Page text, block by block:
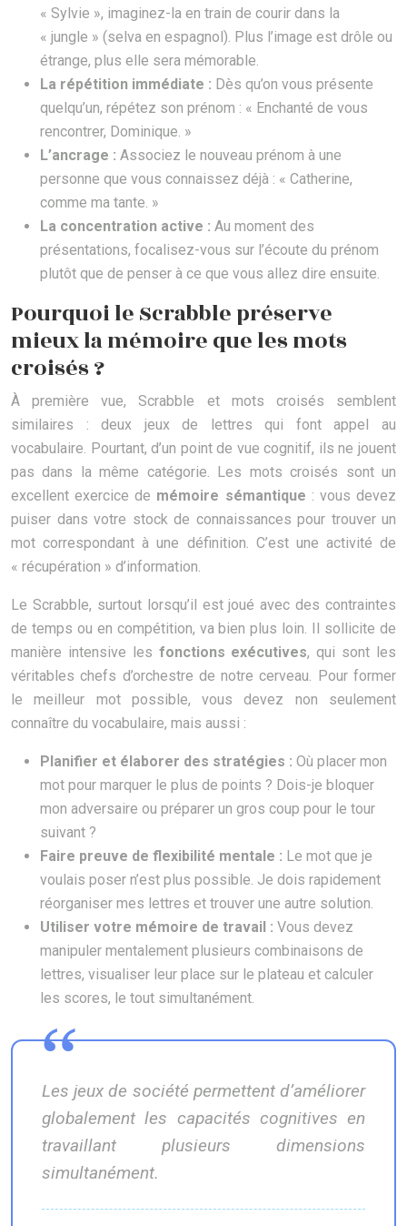
« Sylvie », imaginez-la en train de courir dans la
« jungle » (selva en espagnol). Plus l’image est drôle ou
étrange, plus elle sera mémorable.
La répétition immédiate : Dès qu’on vous présente
quelqu’un, répétez son prénom : « Enchanté de vous
rencontrer, Dominique. »
L’ancrage : Associez le nouveau prénom à une
personne que vous connaissez déjà : « Catherine,
comme ma tante. »
La concentration active : Au moment des
présentations, focalisez-vous sur l’écoute du prénom
plutôt que de penser à ce que vous allez dire ensuite.
Pourquoi le Scrabble préserve
mieux la mémoire que les mots
croisés ?
À première vue, Scrabble et mots croisés semblent
similaires : deux jeux de lettres qui font appel au
vocabulaire. Pourtant, d’un point de vue cognitif, ils ne jouent
pas dans la même catégorie. Les mots croisés sont un
excellent exercice de mémoire sémantique : vous devez
puiser dans votre stock de connaissances pour trouver un
mot correspondant à une définition. C’est une activité de
« récupération » d’information.
Le Scrabble, surtout lorsqu’il est joué avec des contraintes
de temps ou en compétition, va bien plus loin. Il sollicite de
manière intensive les fonctions exécutives, qui sont les
véritables chefs d’orchestre de notre cerveau. Pour former
le meilleur mot possible, vous devez non seulement
connaître du vocabulaire, mais aussi :
Planifier et élaborer des stratégies : Où placer mon
mot pour marquer le plus de points ? Dois-je bloquer
mon adversaire ou préparer un gros coup pour le tour
suivant ?
Faire preuve de flexibilité mentale : Le mot que je
voulais poser n’est plus possible. Je dois rapidement
réorganiser mes lettres et trouver une autre solution.
Utiliser votre mémoire de travail : Vous devez
manipuler mentalement plusieurs combinaisons de
lettres, visualiser leur place sur le plateau et calculer
les scores, le tout simultanément.
Les jeux de société permettent d’améliorer
globalement les capacités cognitives en
travaillant plusieurs dimensions
simultanément.